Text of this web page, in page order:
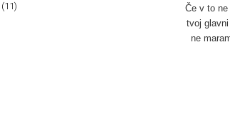
Če v to
tvoj
ne
(11)